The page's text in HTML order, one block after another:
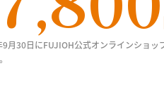
30日にFUJIOH公式オンラインショッ